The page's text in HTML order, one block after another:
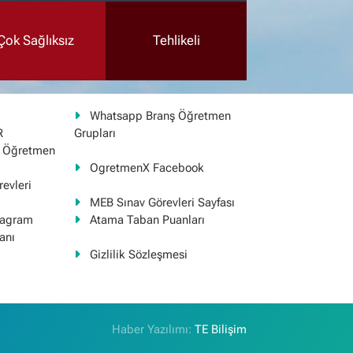
Sağlıksız Tehlikeli
Whatsapp Branş Öğretmen
Grupları
Öğretmen
OgretmenX Facebook
MEB Sınav Görevleri Sayfası
Atama Taban Puanları
Gizlilik Sözleşmesi
Haber Yazılımı:TE Bilişim